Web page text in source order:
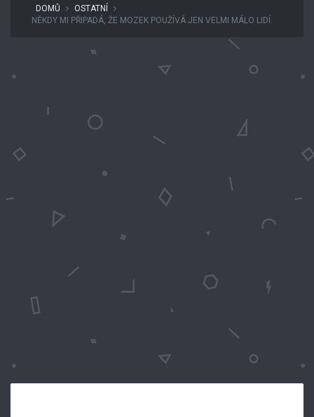
DOMŮ
OSTATNÍ
NĚKDY MI PŘIPADÁ, ŽE MOZEK POUŽÍVÁ JEN VELMI MÁLO LIDÍ.